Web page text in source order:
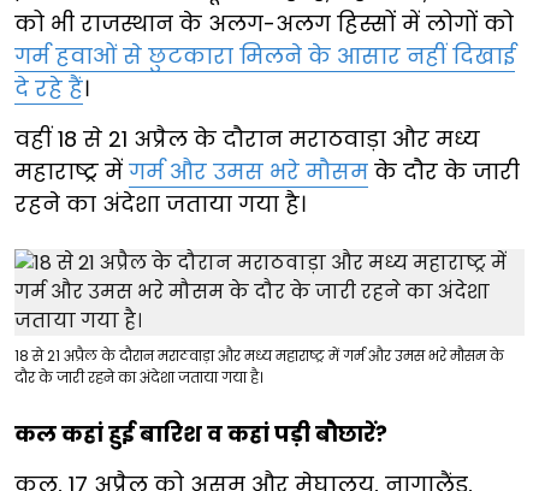
को भी राजस्थान के अलग-अलग हिस्सों में लोगों को
गर्म हवाओं से छुटकारा मिलने के आसार नहीं दिखाई
दे रहे हैं।
वहीं 18 से 21 अप्रैल के दौरान मराठवाड़ा और मध्य
महाराष्ट्र में गर्म और उमस भरे मौसम के दौर के जारी
रहने का अंदेशा जताया गया है।
18 से 21 अप्रैल के दौरान मराठवाड़ा और मध्य महाराष्ट्र में गर्म और उमस भरे मौसम के
दौर के जारी रहने का अंदेशा जताया गया है।
कल कहां हुई बारिश व कहां पड़ी बौछारें?
कल, 17 अप्रैल को असम और मेघालय, नागालैंड,